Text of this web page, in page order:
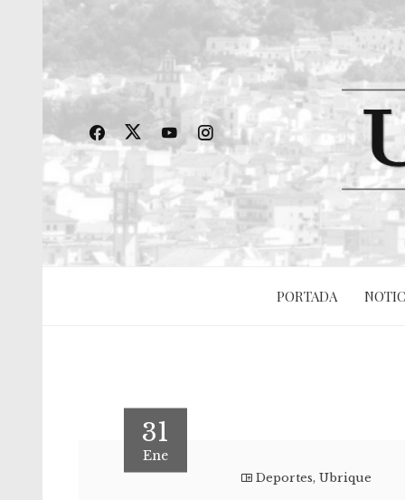
PORTADA
31
Ene
Deportes,Ubrique